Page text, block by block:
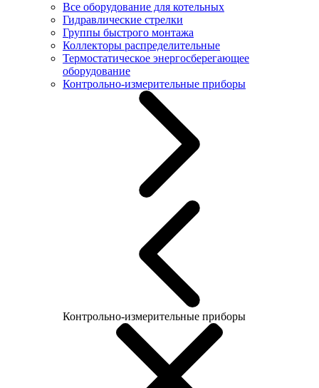
Все оборудование для котельных
Гидравлические стрелки
Группы быстрого монтажа
Коллекторы распределительные
Термостатическое энергосберегающее
оборудование
Контрольно-измерительные приборы
Контрольно-измерительные приборы